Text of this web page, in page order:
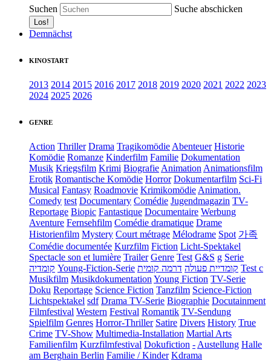
Suchen Suche abschicken
Demnächst
KINOSTART
2013 2014 2015 2016 2017 2018 2019 2020 2021 2022 2023
2024 2025 2026
GENRE
Action Thriller Drama Tragikomödie Abenteuer Historie
Komödie Romanze Kinderfilm Familie Dokumentation
Musik Kriegsfilm Krimi Biografie Animation Animationsfilm
Erotik Romantische Komödie Horror Dokumentarfilm Sci-Fi
Musical Fantasy Roadmovie Krimikomödie Animation.
Comedy test Documentary Comédie Jugendmagazin TV-
Reportage Biopic Fantastique Documentaire Werbung
Aventure Fernsehfilm Comédie dramatique Drame
Historienfilm Mystery Court métrage Mélodrame Spot 가족
Comédie documentée Kurzfilm Fiction Licht-Spektakel
Spectacle son et lumière Trailer Genre Test G&S g Serie
קומדיה Young-Fiction-Serie קומדיית פעולה דרמה קומית
Test c
Musikfilm Musikdokumentation Young Fiction TV-Serie
Doku Reportage Science Fiction Tanzfilm Science-Fiction
Lichtspektakel sdf Drama TV-Serie Biographie Docutainment
Filmfestival Western Festival Romantik TV-Sendung
Spielfilm Genres Horror-Thriller Satire Divers History True
Crime TV-Show Multimedia-Installation Martial Arts
Familienfilm Kurzfilmfestival Dokufiction - Austellung Halle
am Berghain Berlin Familie / Kinder Kdrama